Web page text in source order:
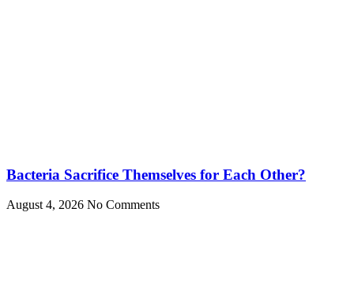
Bacteria Sacrifice Themselves for Each Other?
August 4, 2026 No Comments